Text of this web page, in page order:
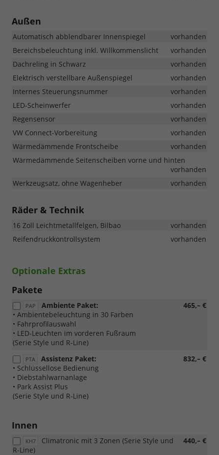
Außen
Automatisch abblendbarer Innenspiegel
vorhanden
Bereichsbeleuchtung inkl. Willkommenslicht
vorhanden
Dachreling in Schwarz
vorhanden
Elektrisch verstellbare Außenspiegel
vorhanden
Internes Steuerungsnummer
vorhanden
LED-Scheinwerfer
vorhanden
Regensensor
vorhanden
VW Connect-Vorbereitung
vorhanden
Wärmedämmende Frontscheibe
vorhanden
Wärmedämmende Seitenscheiben vorne und hinten
vorhanden
Werkzeugsatz, ohne Wagenheber
vorhanden
Räder & Technik
16 Zoll Leichtmetallfelgen, Bilbao
vorhanden
Reifendruckkontrollsystem
vorhanden
Optionale Extras
Pakete
PAP 465,– €
Ambiente Paket:
• Ambientebeleuchtung in 30 Farben
• Fahrprofilauswahl
• LED-Leuchten im vorderen Fußraum
(Serie Style und R-Line)
PTA 832,– €
Assistenz Paket:
• Schlüssellose Bedienung
• Diebstahlwarnanlage
• Park Assist Plus
(Serie Style und R-Line)
Innen
KH7 440,– €
Climatronic mit 3 Zonen (Serie Style und
R-Line)